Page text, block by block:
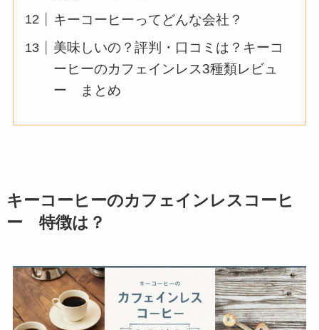
キーコーヒーってどんな会社？
美味しいの？評判・口コミは？キーコ
ーヒーのカフェインレス3種類レビュ
ー まとめ
キーコーヒーのカフェインレスコーヒ
ー 特徴は？